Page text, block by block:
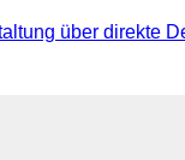
über direkte